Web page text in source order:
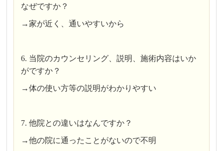
なぜですか？
→家が近く、通いやすいから
6. 当院のカウンセリング、説明、施術内容はいか
がですか？
→体の使い方等の説明がわかりやすい
7. 他院との違いはなんですか？
→他の院に通ったことがないので不明